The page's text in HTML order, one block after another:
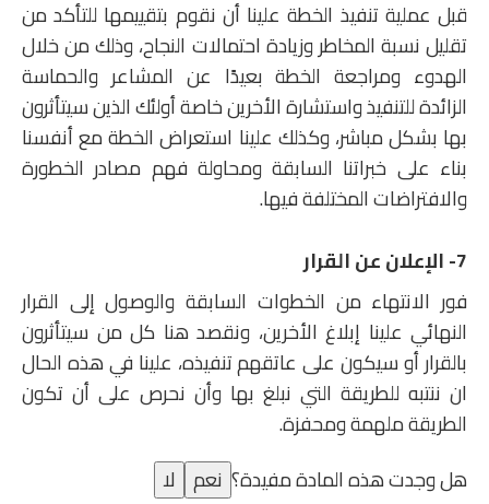
قبل عملية تنفيذ الخطة علينا أن نقوم بتقييمها للتأكد من
تقليل نسبة المخاطر وزيادة احتمالات النجاح، وذلك من خلال
الهدوء ومراجعة الخطة بعيدًا عن المشاعر والحماسة
الزائدة للتنفيذ واستشارة الأخرين خاصة أولئك الذين سيتأثرون
بها بشكل مباشر، وكذلك علينا استعراض الخطة مع أنفسنا
بناء على خبراتنا السابقة ومحاولة فهم مصادر الخطورة
والافتراضات المختلفة فيها.
7- الإعلان عن القرار
فور الانتهاء من الخطوات السابقة والوصول إلى القرار
النهائي علينا إبلاغ الأخرين، ونقصد هنا كل من سيتأثرون
بالقرار أو سيكون على عاتقهم تنفيذه، علينا في هذه الحال
ان ننتبه للطريقة التي نبلغ بها وأن نحرص على أن تكون
الطريقة ملهمة ومحفزة.
هل وجدت هذه المادة مفيدة؟ نعم لا